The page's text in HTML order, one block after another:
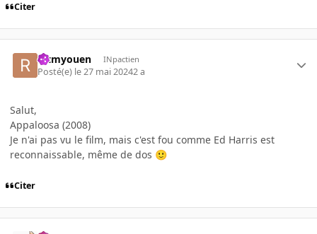
Citer
rctmyouen INpactien
Posté(e) le 27 mai 20242 a
Salut,
Appaloosa (2008)
Je n'ai pas vu le film, mais c'est fou comme Ed Harris est
reconnaissable, même de dos 🙂
Citer